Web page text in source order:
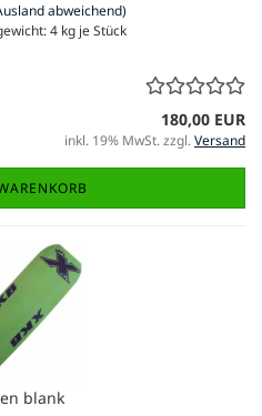
abweichend)
4 kg je Stück
180,00 EUR
inkl. 19% MwSt. zzgl.Versand
blank